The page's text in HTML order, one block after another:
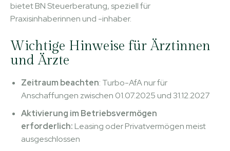
bietet BN Steuerberatung, speziell für
Praxisinhaberinnen und -inhaber.
Wichtige Hinweise für Ärztinnen
und Ärzte
Zeitraum beachten: Turbo-AfA nur für
Anschaffungen zwischen 01.07.2025 und 31.12.2027
Aktivierung im Betriebsvermögen
erforderlich: Leasing oder Privatvermögen meist
ausgeschlossen